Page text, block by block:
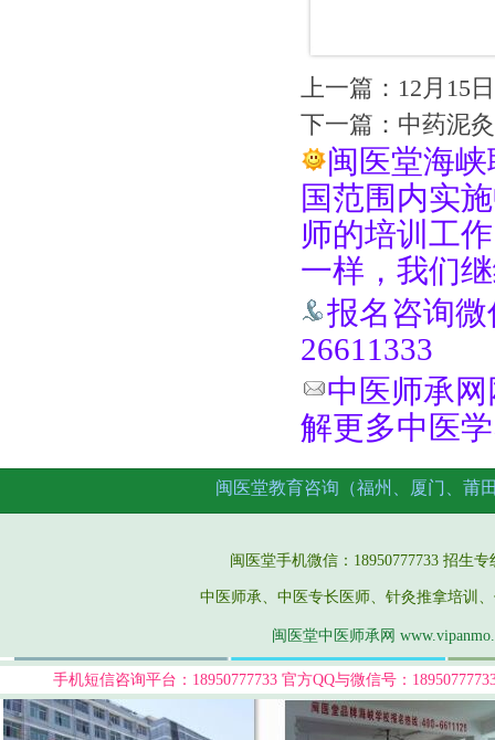
上一篇： 12月15
下一篇： 中药泥
闽医堂海
国范围内实
师的培训工
一样，我们
报名咨询微
26611333
中医师承网
解更多中医
闽医堂手机微信：18950777733 招生
中医师承、中医专长医师、针灸推拿培训
闽医堂中医师承网
手机短信咨询平台：18950777733 官方QQ与微信号：
闽医堂教育咨询（福州、厦门、莆